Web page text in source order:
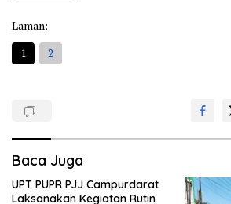
Laman:
1
2
Baca Juga
UPT PUPR PJJ Campurdarat
Laksanakan Kegiatan Rutin